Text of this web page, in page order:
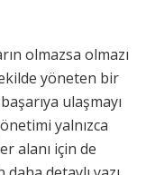
olmazsa olmazı
yöneten bir
ulaşmayı
yalnızca
alanı için de